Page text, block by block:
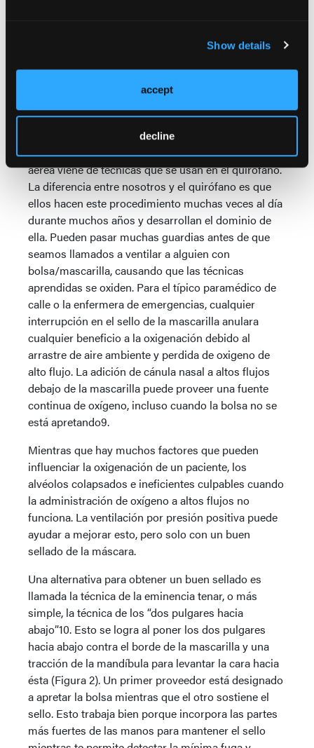
Show details
accept
decline
– la incapacidad
de sellar correctamente la mascarilla puede ser la
diferencia entre oxigenar o no al paciente. A los
les enseña una variedad de métodos para sellar la
mascarilla, incluida la técnica de C-E. Mucho de lo
que aprendemos en términos de manejo de la vía
aérea viene de técnicas que se usan en el quirófano.
La diferencia entre nosotros y el quirófano es que
ellos hacen este procedimiento muchas veces al día
durante muchos años y desarrollan el dominio de
ella. Pueden pasar muchas guardias antes de que
seamos llamados a ventilar a alguien con
bolsa/mascarilla, causando que las técnicas
aprendidas se oxiden. Para el típico paramédico de
calle o la enfermera de emergencias, cualquier
interrupción en el sello de la mascarilla anulara
cualquier beneficio a la oxigenación debido al
arrastre de aire ambiente y perdida de oxigeno de
alto flujo. La adición de cánula nasal a altos flujos
debajo de la mascarilla puede proveer una fuente
continua de oxígeno, incluso cuando la bolsa no se
está apretando9.
Mientras que hay muchos factores que pueden
influenciar la oxigenación de un paciente, los
alvéolos colapsados e ineficientes culpables cuando
la administración de oxígeno a altos flujos no
funciona. La ventilación por presión positiva puede
ayudar a mejorar esto, pero solo con un buen
sellado de la máscara.
Una alternativa para obtener un buen sellado es
llamada la técnica de la eminencia tenar, o más
simple, la técnica de los “dos pulgares hacia
abajo”10. Esto se logra al poner los dos pulgares
hacia abajo contra el borde de la mascarilla y una
tracción de la mandíbula para levantar la cara hacia
ésta (Figura 2). Un primer proveedor está designado
a apretar la bolsa mientras que el otro sostiene el
sello. Esto trabaja bien porque incorpora las partes
más fuertes de las manos para mantener el sello